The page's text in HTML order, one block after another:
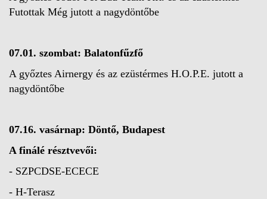
Futottak Még jutott a nagydöntőbe
07.01. szombat: Balatonfűzfő
A győztes Airnergy és az ezüstérmes H.O.P.E. jutott a
nagydöntőbe
07.16. vasárnap: Döntő, Budapest
A finálé résztvevői:
- SZPCDSE-ECECE
- H-Terasz